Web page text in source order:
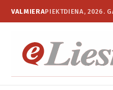
VALMIERAPIEKTDIENA, 2026.